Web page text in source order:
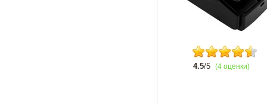
4.5/5 (4 оценки)